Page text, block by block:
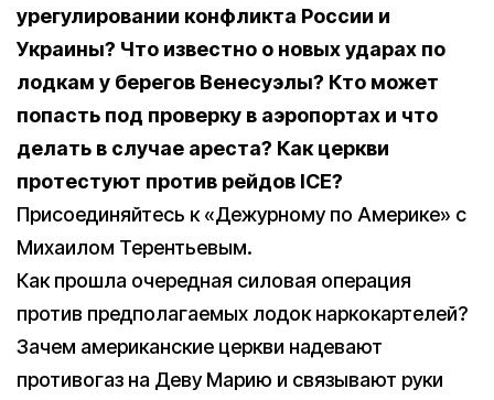
урегулировании конфликта России и
Украины? Что известно о новых ударах по
лодкам у берегов Венесуэлы? Кто может
попасть под проверку в аэропортах и что
делать в случае ареста? Как церкви
протестуют против рейдов ICE?
Присоединяйтесь к «Дежурному по Америке» с
Михаилом Терентьевым.
Как прошла очередная силовая операция
против предполагаемых лодок наркокартелей?
Зачем американские церкви надевают
противогаз на Деву Марию и связывают руки